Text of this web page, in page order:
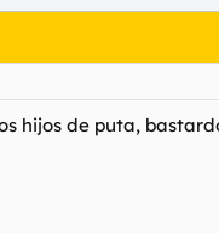
hijos de puta,